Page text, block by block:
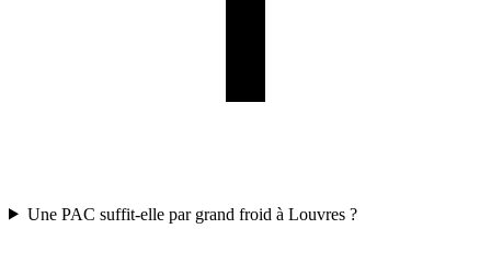
Une PAC suffit-elle par grand froid à Louvres ?